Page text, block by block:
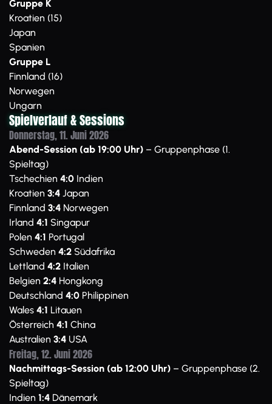
Gruppe K
Kroatien (15)
Japan
Spanien
Gruppe L
Finnland (16)
Norwegen
Ungarn
Spielverlauf & Sessions
Donnerstag, 11. Juni 2026
Abend-Session (ab 19:00 Uhr) – Gruppenphase (1.
Spieltag)
Tschechien 4:0 Indien
Kroatien 3:4 Japan
Finnland 3:4 Norwegen
Irland 4:1 Singapur
Polen 4:1 Portugal
Schweden 4:2 Südafrika
Lettland 4:2 Italien
Belgien 2:4 Hongkong
Deutschland 4:0 Philippinen
Wales 4:1 Litauen
Österreich 4:1 China
Australien 3:4 USA
Freitag, 12. Juni 2026
Nachmittags-Session (ab 12:00 Uhr) – Gruppenphase (2.
Spieltag)
Indien 1:4 Dänemark